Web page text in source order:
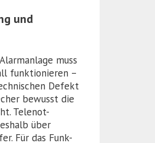
und
muss
funktionieren –
Defekt
bewusst die
Telenot-
über
Für das Funk-